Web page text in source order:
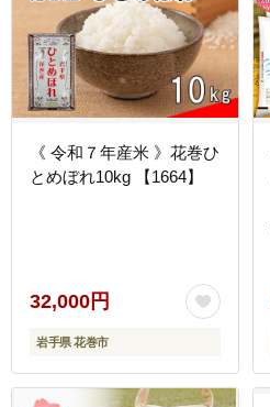
《 令和７年産米 》花巻ひ
とめぼれ10kg 【1664】
32,000円
岩手県 花巻市